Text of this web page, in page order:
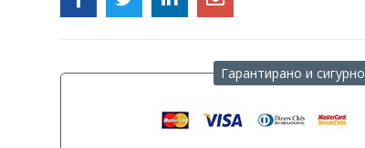
Гарантирано и сигурно